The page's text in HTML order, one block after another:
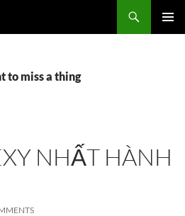
to miss a thing
NHẤT HÀNH